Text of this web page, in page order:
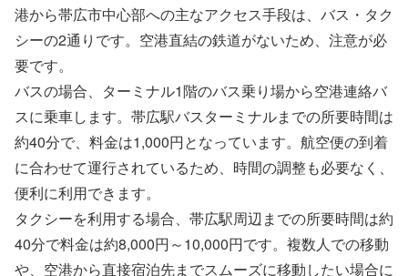
港から帯広市中心部への主なアクセス手段は、バス・タク
シーの2通りです。空港直結の鉄道がないため、注意が必
要です。
バスの場合、ターミナル1階のバス乗り場から空港連絡バ
スに乗車します。帯広駅バスターミナルまでの所要時間は
約40分で、料金は1,000円となっています。航空便の到着
に合わせて運行されているため、時間の調整も必要なく、
便利に利用できます。
タクシーを利用する場合、帯広駅周辺までの所要時間は約
40分で料金は約8,000円～10,000円です。複数人での移動
や、空港から直接宿泊先までスムーズに移動したい場合に